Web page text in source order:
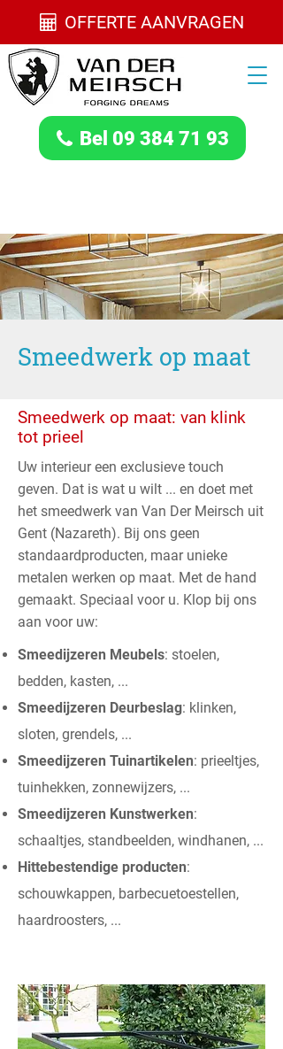
Bel 09 384 71 93
OFFERTE AANVRAGEN
Smeedwerk op maat
Smeedwerk op maat: van klink
tot prieel
Uw interieur een exclusieve touch
geven. Dat is wat u wilt ... en doet met
het smeedwerk van Van Der Meirsch uit
Gent (Nazareth). Bij ons geen
standaardproducten, maar unieke
metalen werken op maat. Met de hand
gemaakt. Speciaal voor u. Klop bij ons
aan voor uw:
Smeedijzeren Meubels: stoelen,
bedden, kasten, ...
Smeedijzeren Deurbeslag: klinken,
sloten, grendels, ...
Smeedijzeren Tuinartikelen: prieeltjes,
tuinhekken, zonnewijzers, ...
Smeedijzeren Kunstwerken:
schaaltjes, standbeelden, windhanen, ...
Hittebestendige producten:
schouwkappen, barbecuetoestellen,
haardroosters, ...